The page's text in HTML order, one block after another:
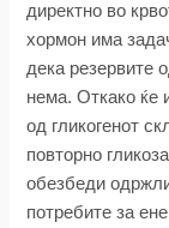
директно во
хормон има
дека резервите
нема. Откако ќе
од гликогенот
повторно
обезбеди
потребите за